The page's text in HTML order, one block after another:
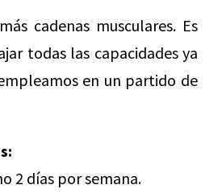
cadenas musculares. Es
todas las capacidades ya
en un partido de
2 días por semana.